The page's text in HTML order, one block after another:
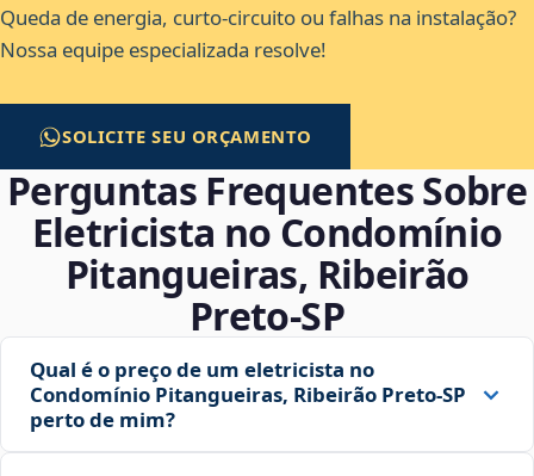
Queda de energia, curto-circuito ou falhas na instalação?
Nossa equipe especializada resolve!
SOLICITE SEU ORÇAMENTO
Perguntas Frequentes Sobre
Eletricista no Condomínio
Pitangueiras, Ribeirão
Preto‑SP
Qual é o preço de um eletricista no
Condomínio Pitangueiras, Ribeirão Preto‑SP
perto de mim?